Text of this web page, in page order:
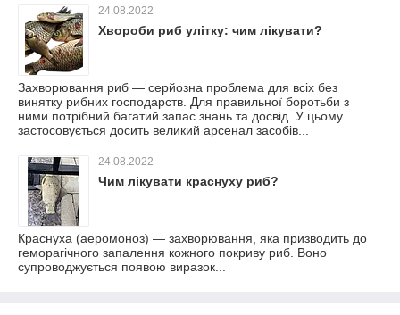
24.08.2022
Хвороби риб улітку: чим лікувати?
Захворювання риб — серйозна проблема для всіх без
винятку рибних господарств. Для правильної боротьби з
ними потрібний багатий запас знань та досвід. У цьому
застосовується досить великий арсенал засобів...
24.08.2022
Чим лікувати краснуху риб?
Краснуха (аеромоноз) — захворювання, яка призводить до
геморагічного запалення кожного покриву риб. Воно
супроводжується появою виразок...